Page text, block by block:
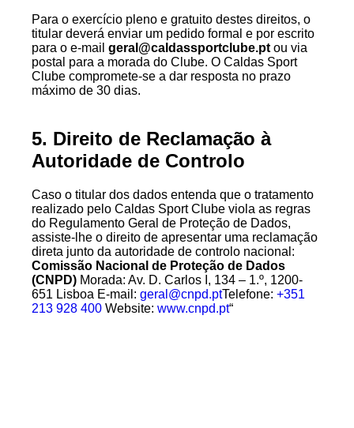
Para o exercício pleno e gratuito destes direitos, o
titular deverá enviar um pedido formal e por escrito
para o e-mail geral@caldassportclube.pt ou via
postal para a morada do Clube. O Caldas Sport
Clube compromete-se a dar resposta no prazo
máximo de 30 dias.
5. Direito de Reclamação à
Autoridade de Controlo
Caso o titular dos dados entenda que o tratamento
realizado pelo Caldas Sport Clube viola as regras
do Regulamento Geral de Proteção de Dados,
assiste-lhe o direito de apresentar uma reclamação
direta junto da autoridade de controlo nacional:
Comissão Nacional de Proteção de Dados
(CNPD) Morada: Av. D. Carlos I, 134 – 1.º, 1200-
651 Lisboa E-mail: geral@cnpd.ptTelefone: +351
213 928 400 Website: www.cnpd.pt“